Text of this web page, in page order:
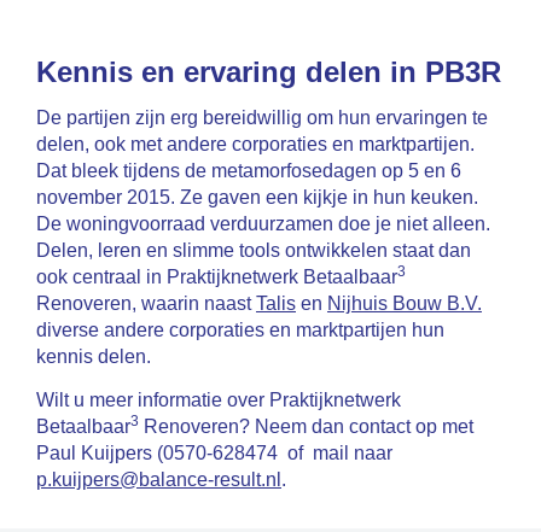
Kennis en ervaring delen in PB3R
De partijen zijn erg bereidwillig om hun ervaringen te
delen, ook met andere corporaties en marktpartijen.
Dat bleek tijdens de metamorfosedagen op 5 en 6
november 2015. Ze gaven een kijkje in hun keuken.
De woningvoorraad verduurzamen doe je niet alleen.
Delen, leren en slimme tools ontwikkelen staat dan
ook centraal in Praktijknetwerk Betaalbaar3
Renoveren, waarin naastTalis en Nijhuis Bouw B.V.
diverse andere corporaties en marktpartijen hun
kennis delen.
Wilt u meer informatie over Praktijknetwerk
Betaalbaar3 Renoveren? Neem dan contact op met
Paul Kuijpers (0570-628474 of mail naar
p.kuijpers@balance-result.nl .